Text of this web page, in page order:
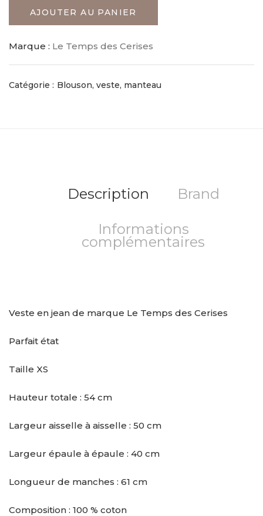
AJOUTER AU PANIER
Marque : Le Temps des Cerises
Catégorie : Blouson, veste, manteau
Description Brand
Informations
complémentaires
Veste en jean de marque Le Temps des Cerises
Parfait état
Taille XS
Hauteur totale : 54 cm
Largeur aisselle à aisselle : 50 cm
Largeur épaule à épaule : 40 cm
Longueur de manches : 61 cm
Composition : 100 % coton